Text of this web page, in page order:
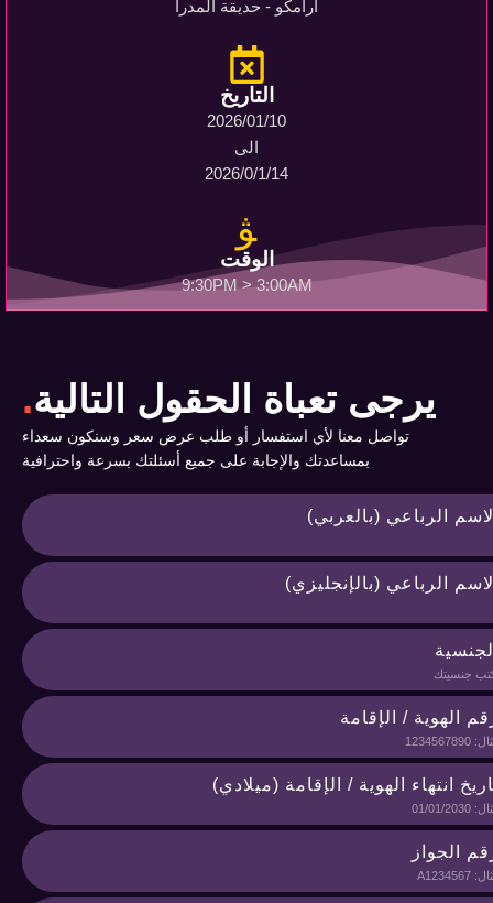
ارامكو - حديقة المدرا
التاريخ
2026/01/10
الى
2026/0/1/14
الوقت
9:30PM > 3:00AM
.يرجى تعباة الحقول التالية
تواصل معنا لأي استفسار أو طلب عرض سعر وسنكون سعداء
بمساعدتك والإجابة على جميع أسئلتك بسرعة واحترافية
الرباعي (بالعربي)
الرباعي (بالإنجليزي)
الهوية / الإقامة
انتهاء الهوية / الإقامة (ميلادي)
الجواز